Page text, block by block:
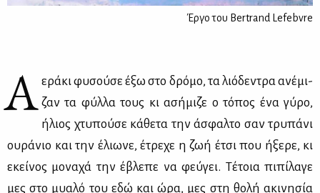
Έργο του Bertrand Lefebvre
Α ερά­κι φυ­σού­σε έξω στο δρό­μο, τα λιό­δε­ντρα ανέ­μι­
ζαν τα φύλ­λα τους κι ασή­μι­ζε ο τό­πος ένα γύ­ρο,
ήλιος χτυ­πού­σε κά­θε­τα την άσφαλ­το σαν τρυ­πά­νι
ου­ρά­νιο και την έλιω­νε, έτρε­χε η ζωή έτσι που ήξε­ρε, κι
εκεί­νος μο­να­χά την έβλε­πε να φεύ­γει. Τέ­τοια πι­πί­λα­γε
μες στο μυα­λό του εδώ και ώρα, μες στη θο­λή ακι­νη­σία